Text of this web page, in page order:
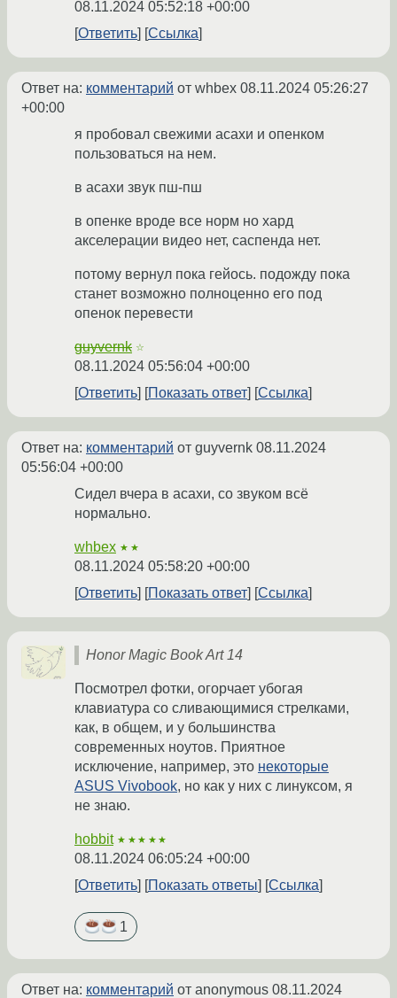
08.11.2024 05:52:18 +00:00
Ответить
Ссылка
Ответ на: комментарий от whbex 08.11.2024 05:26:27
+00:00
я пробовал свежими асахи и опенком
пользоваться на нем.
в асахи звук пш-пш
в опенке вроде все норм но хард
акселерации видео нет, саспенда нет.
потому вернул пока гейось. подожду пока
станет возможно полноценно его под
опенок перевести
guyvernk ☆
08.11.2024 05:56:04 +00:00
Ответить
Показать ответ Ссылка
Ответ на: комментарий от guyvernk 08.11.2024
05:56:04 +00:00
Сидел вчера в асахи, со звуком всё
нормально.
whbex ★★
08.11.2024 05:58:20 +00:00
Ответить
Показать ответ Ссылка
Honor Magic Book Art 14
Посмотрел фотки, огорчает убогая
клавиатура со сливающимися стрелками,
как, в общем, и у большинства
современных ноутов. Приятное
исключение, например, это некоторые
ASUS Vivobook, но как у них с линуксом, я
не знаю.
hobbit ★★★★★
08.11.2024 06:05:24 +00:00
Ответить
Показать ответы Ссылка
1
Ответ на: комментарий от anonymous 08.11.2024